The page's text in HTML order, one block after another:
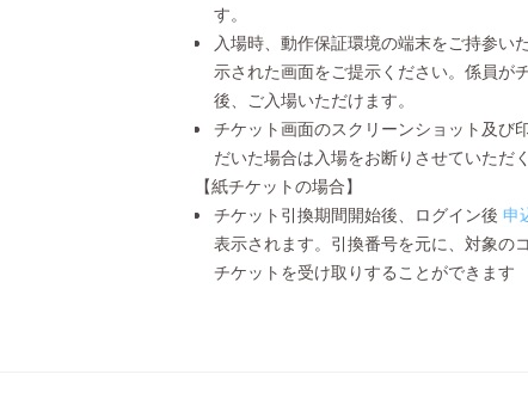
す。
入場時、動作保証環境の端末をご持参い
示された画面をご提示ください。係員が
後、ご入場いただけます。
チケット画面のスクリーンショット及び
だいた場合は入場をお断りさせていただ
【紙チケットの場合】
チケット引換期間開始後、ログイン後 申
表示されます。引換番号を元に、対象の
チケットを受け取りすることができます